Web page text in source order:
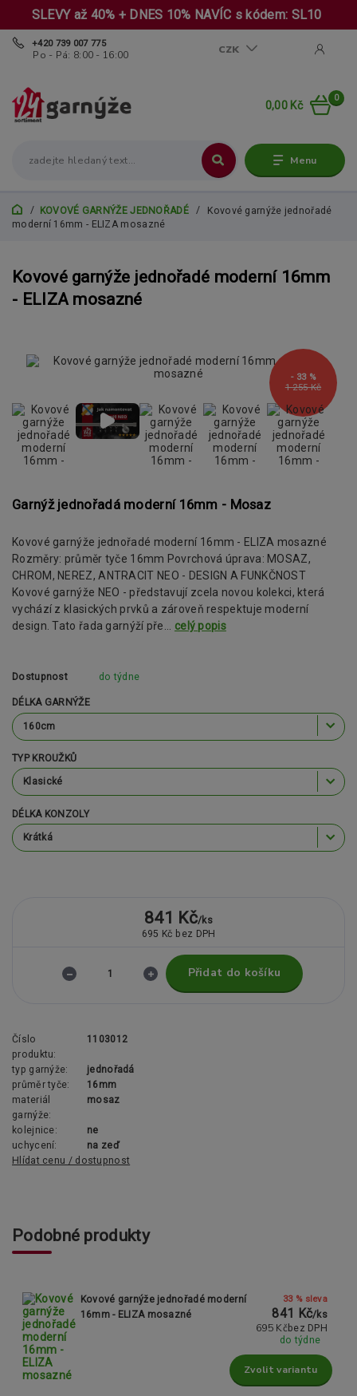
SLEVY až 40% + DNES 10% NAVÍC s kódem: SL10
Menu
CZK
+420 739 007 775
Po - Pá: 8:00 - 16:00
0
0,00 Kč
KOVOVÉ GARNÝŽE JEDNOŘADÉ
Kovové garnýže jednořadé
moderní 16mm - ELIZA mosazné
Kovové garnýže jednořadé moderní 16mm
- ELIZA mosazné
1 255 Kč
- 33 %
Garnýž jednořadá moderní 16mm - Mosaz
Kovové garnýže jednořadé moderní 16mm - ELIZA mosazné
Rozměry: průměr tyče 16mm Povrchová úprava: MOSAZ,
CHROM, NEREZ, ANTRACIT NEO - DESIGN A FUNKČNOST
Kovové garnýže NEO - představují zcela novou kolekci, která
vychází z klasických prvků a zároveň respektuje moderní
design. Tato řada garnýží pře... celý popis
Dostupnost do týdne
DÉLKA GARNÝŽE
TYP KROUŽKŮ
DÉLKA KONZOLY
841 Kč/ks
695 Kč bez DPH
Přidat do košíku
Číslo
produktu:
1103012
typ garnýže:
jednořadá
průměr tyče:
16mm
materiál
garnýže:
mosaz
kolejnice:
ne
uchycení:
na zeď
Hlídat cenu / dostupnost
Podobné produkty
Kovové garnýže jednořadé moderní
16mm - ELIZA mosazné
33 % sleva
841 Kč/ks
695 Kč bez DPH
do týdne
Zvolit variantu